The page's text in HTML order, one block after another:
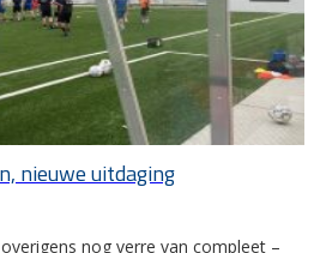
nieuwe uitdaging
nog verre van compleet –